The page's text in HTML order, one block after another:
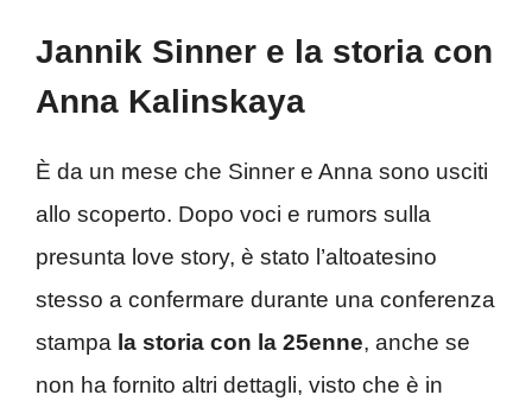
Jannik Sinner e la storia con
Anna Kalinskaya
È da un mese che Sinner e Anna sono usciti
allo scoperto. Dopo voci e rumors sulla
presunta love story, è stato l’altoatesino
stesso a confermare durante una conferenza
stampa la storia con la 25enne, anche se
non ha fornito altri dettagli, visto che è in